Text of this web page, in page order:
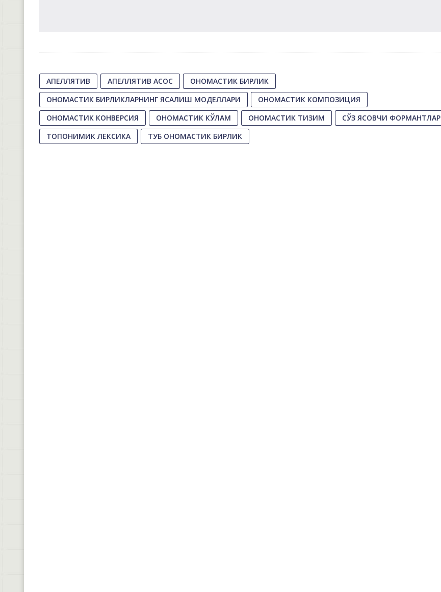
АПЕЛЛЯТИВ АПЕЛЛЯТИВ АСОС
ОНОМАСТИК БИРЛИК
ОНОМАСТИК БИРЛИКЛАРНИНГ ЯСАЛИШ МОДЕЛЛАРИ
ОНОМАСТИК КОМПОЗИЦИЯ
ОНОМАСТИК КОНВЕРСИЯ
ОНОМАСТИК КЎЛАМ ОНОМАСТИК ТИЗИМ
СЎЗ ЯСОВЧИ ФОРМАНТЛАР
ТОПОНИМИК ЛЕКСИКА
ТУБ ОНОМАСТИК БИРЛИК